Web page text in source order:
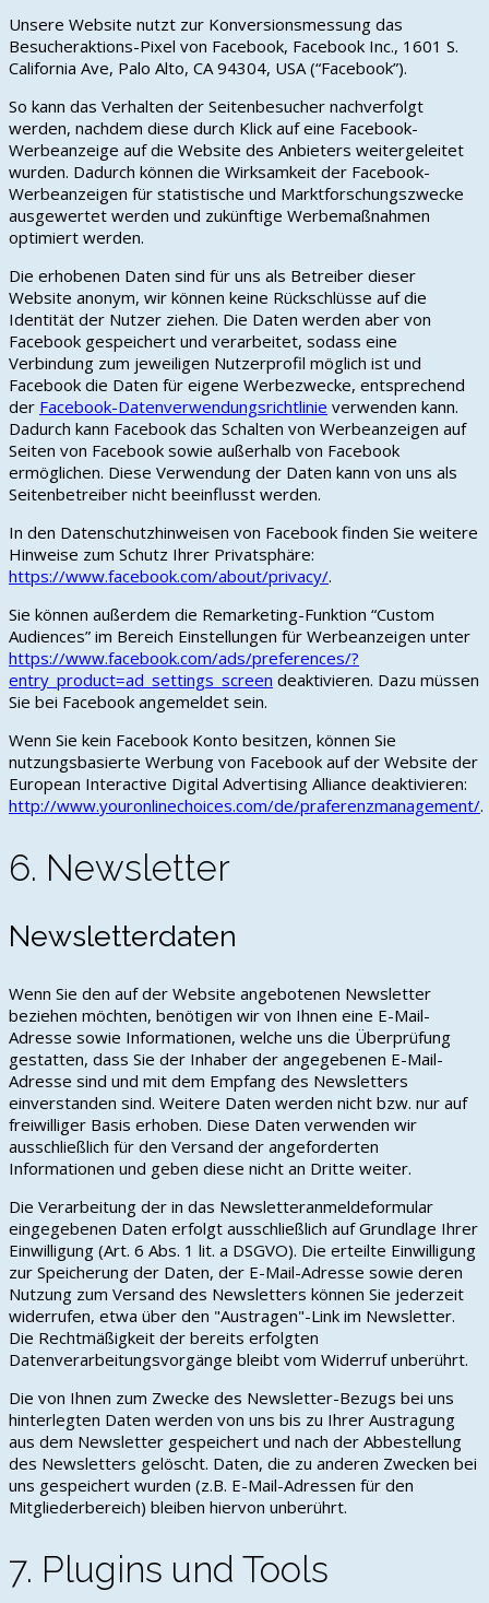
Unsere Website nutzt zur Konversionsmessung das
Besucheraktions-Pixel von Facebook, Facebook Inc., 1601 S.
California Ave, Palo Alto, CA 94304, USA (“Facebook”).
So kann das Verhalten der Seitenbesucher nachverfolgt
werden, nachdem diese durch Klick auf eine Facebook-
Werbeanzeige auf die Website des Anbieters weitergeleitet
wurden. Dadurch können die Wirksamkeit der Facebook-
Werbeanzeigen für statistische und Marktforschungszwecke
ausgewertet werden und zukünftige Werbemaßnahmen
optimiert werden.
Die erhobenen Daten sind für uns als Betreiber dieser
Website anonym, wir können keine Rückschlüsse auf die
Identität der Nutzer ziehen. Die Daten werden aber von
Facebook gespeichert und verarbeitet, sodass eine
Verbindung zum jeweiligen Nutzerprofil möglich ist und
Facebook die Daten für eigene Werbezwecke, entsprechend
der Facebook-Datenverwendungsrichtlinie verwenden kann.
Dadurch kann Facebook das Schalten von Werbeanzeigen auf
Seiten von Facebook sowie außerhalb von Facebook
ermöglichen. Diese Verwendung der Daten kann von uns als
Seitenbetreiber nicht beeinflusst werden.
In den Datenschutzhinweisen von Facebook finden Sie weitere
Hinweise zum Schutz Ihrer Privatsphäre:
https://www.facebook.com/about/privacy/.
Sie können außerdem die Remarketing-Funktion “Custom
Audiences” im Bereich Einstellungen für Werbeanzeigen unter
https://www.facebook.com/ads/preferences/?
entry_product=ad_settings_screen deaktivieren. Dazu müssen
Sie bei Facebook angemeldet sein.
Wenn Sie kein Facebook Konto besitzen, können Sie
nutzungsbasierte Werbung von Facebook auf der Website der
European Interactive Digital Advertising Alliance deaktivieren:
http://www.youronlinechoices.com/de/praferenzmanagement/.
6. Newsletter
Newsletterdaten
Wenn Sie den auf der Website angebotenen Newsletter
beziehen möchten, benötigen wir von Ihnen eine E-Mail-
Adresse sowie Informationen, welche uns die Überprüfung
gestatten, dass Sie der Inhaber der angegebenen E-Mail-
Adresse sind und mit dem Empfang des Newsletters
einverstanden sind. Weitere Daten werden nicht bzw. nur auf
freiwilliger Basis erhoben. Diese Daten verwenden wir
ausschließlich für den Versand der angeforderten
Informationen und geben diese nicht an Dritte weiter.
Die Verarbeitung der in das Newsletteranmeldeformular
eingegebenen Daten erfolgt ausschließlich auf Grundlage Ihrer
Einwilligung (Art. 6 Abs. 1 lit. a DSGVO). Die erteilte Einwilligung
zur Speicherung der Daten, der E-Mail-Adresse sowie deren
Nutzung zum Versand des Newsletters können Sie jederzeit
widerrufen, etwa über den "Austragen"-Link im Newsletter.
Die Rechtmäßigkeit der bereits erfolgten
Datenverarbeitungsvorgänge bleibt vom Widerruf unberührt.
Die von Ihnen zum Zwecke des Newsletter-Bezugs bei uns
hinterlegten Daten werden von uns bis zu Ihrer Austragung
aus dem Newsletter gespeichert und nach der Abbestellung
des Newsletters gelöscht. Daten, die zu anderen Zwecken bei
uns gespeichert wurden (z.B. E-Mail-Adressen für den
Mitgliederbereich) bleiben hiervon unberührt.
7. Plugins und Tools